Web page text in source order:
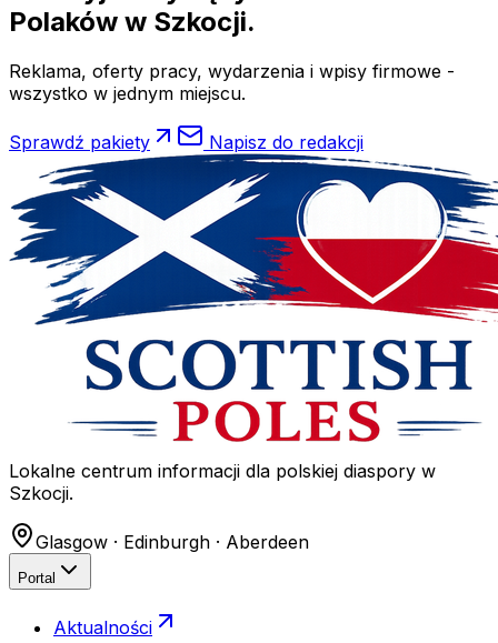
Polaków w Szkocji.
Reklama, oferty pracy, wydarzenia i wpisy firmowe -
wszystko w jednym miejscu.
Sprawdź pakiety Napisz do redakcji
Lokalne centrum informacji dla polskiej diaspory w
Szkocji.
Glasgow · Edinburgh · Aberdeen
Portal
Aktualności